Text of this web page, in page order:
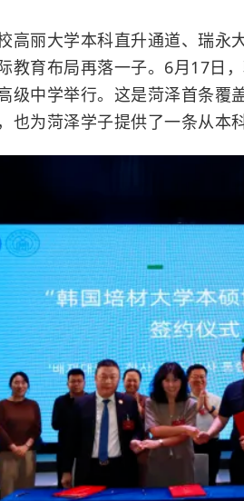
高丽大学本科直升通道、瑞永
教育布局再落一子。6月17日
级中学举行。这是菏泽首条覆
也为菏泽学子提供了一条从本